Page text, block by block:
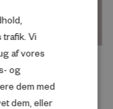
Vi
af vores
og
dem med
dem, eller